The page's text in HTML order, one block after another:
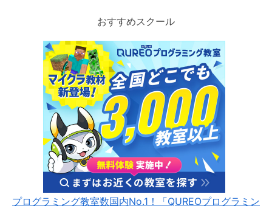
おすすめスクール
プログラミング教室数国内No.1！「QUREOプログラミン